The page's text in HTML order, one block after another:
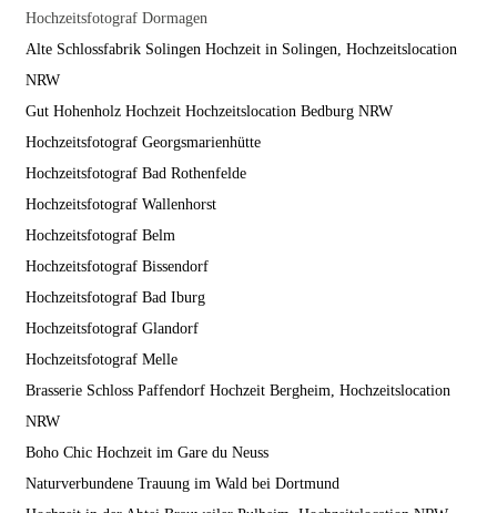
Hochzeitsfotograf Dormagen
Alte Schlossfabrik Solingen Hochzeit in Solingen, Hochzeitslocation
NRW
Gut Hohenholz Hochzeit Hochzeitslocation Bedburg NRW
Hochzeitsfotograf Georgsmarienhütte
Hochzeitsfotograf Bad Rothenfelde
Hochzeitsfotograf Wallenhorst
Hochzeitsfotograf Belm
Hochzeitsfotograf Bissendorf
Hochzeitsfotograf Bad Iburg
Hochzeitsfotograf Glandorf
Hochzeitsfotograf Melle
Brasserie Schloss Paffendorf Hochzeit Bergheim, Hochzeitslocation
NRW
Boho Chic Hochzeit im Gare du Neuss
Naturverbundene Trauung im Wald bei Dortmund